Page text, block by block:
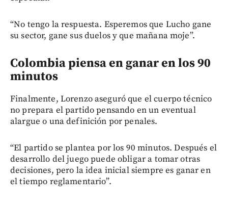
“No tengo la respuesta. Esperemos que Lucho gane
su sector, gane sus duelos y que mañana moje”.
Colombia piensa en ganar en los 90
minutos
Finalmente, Lorenzo aseguró que el cuerpo técnico
no prepara el partido pensando en un eventual
alargue o una definición por penales.
“El partido se plantea por los 90 minutos. Después el
desarrollo del juego puede obligar a tomar otras
decisiones, pero la idea inicial siempre es ganar en
el tiempo reglamentario”.